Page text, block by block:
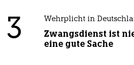
3 Wehrplicht in
Zwangsdienst ist
eine gute Sache